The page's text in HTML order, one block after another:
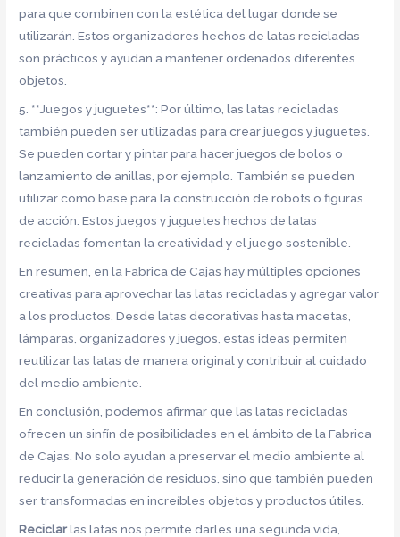
para que combinen con la estética del lugar donde se
utilizarán. Estos organizadores hechos de latas recicladas
son prácticos y ayudan a mantener ordenados diferentes
objetos.
5. **Juegos y juguetes**: Por último, las latas recicladas
también pueden ser utilizadas para crear juegos y juguetes.
Se pueden cortar y pintar para hacer juegos de bolos o
lanzamiento de anillas, por ejemplo. También se pueden
utilizar como base para la construcción de robots o figuras
de acción. Estos juegos y juguetes hechos de latas
recicladas fomentan la creatividad y el juego sostenible.
En resumen, en la Fabrica de Cajas hay múltiples opciones
creativas para aprovechar las latas recicladas y agregar valor
a los productos. Desde latas decorativas hasta macetas,
lámparas, organizadores y juegos, estas ideas permiten
reutilizar las latas de manera original y contribuir al cuidado
del medio ambiente.
En conclusión, podemos afirmar que las latas recicladas
ofrecen un sinfín de posibilidades en el ámbito de la Fabrica
de Cajas. No solo ayudan a preservar el medio ambiente al
reducir la generación de residuos, sino que también pueden
ser transformadas en increíbles objetos y productos útiles.
Reciclarlas latas nos permite darles una segunda vida,